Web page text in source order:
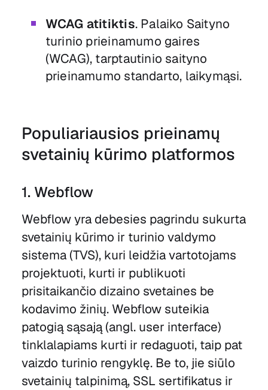
WCAG atitiktis. Palaiko Saityno
turinio prieinamumo gaires
(WCAG), tarptautinio saityno
prieinamumo standarto, laikymąsi.
Populiariausios prieinamų
svetainių kūrimo platformos
1. Webflow
Webflow yra debesies pagrindu sukurta
svetainių kūrimo ir turinio valdymo
sistema (TVS), kuri leidžia vartotojams
projektuoti, kurti ir publikuoti
prisitaikančio dizaino svetaines be
kodavimo žinių. Webflow suteikia
patogią sąsają (angl. user interface)
tinklalapiams kurti ir redaguoti, taip pat
vaizdo turinio rengyklę. Be to, jie siūlo
svetainių talpinimą, SSL sertifikatus ir